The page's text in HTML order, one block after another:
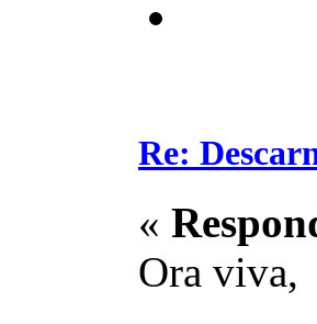
Re:
«
Ora viva,